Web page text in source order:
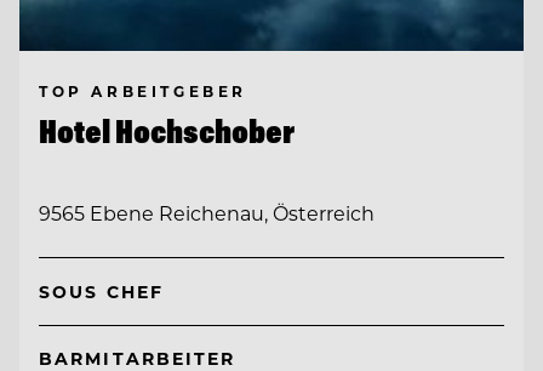
TOP ARBEITGEBER
Hotel Hochschober
9565 Ebene Reichenau, Österreich
SOUS CHEF
BARMITARBEITER